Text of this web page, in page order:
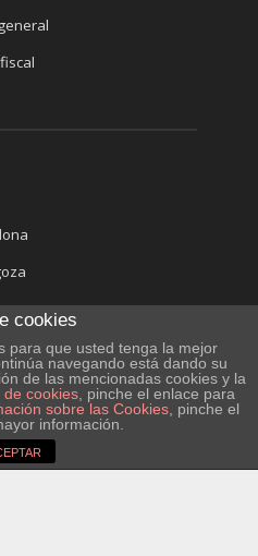
cookies
para que usted tenga la mejor
navegando está dando su
de las mencionadas cookies y la
de cookies , pinche el enlace para
sobre las Cookies, pinche el
información.